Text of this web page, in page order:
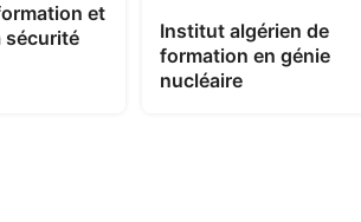
et
sécurité
Institut algérien de
formation en génie
nucléaire